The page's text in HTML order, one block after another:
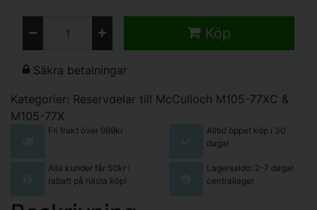
Köp
Säkra betalningar
Kategorier: Reservdelar till McCulloch M105-77XC &
M105-77X
Fri frakt över 999kr
Alltid öppet köp i 30
dagar
Alla kunder får 50kr i
rabatt på nästa köp!
Lagersaldo: 2-7 dagar
centrallager